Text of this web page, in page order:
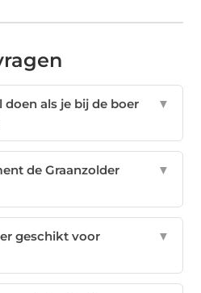
als je bij de boer
▼
de Graanzolder
▼
geschikt voor
▼